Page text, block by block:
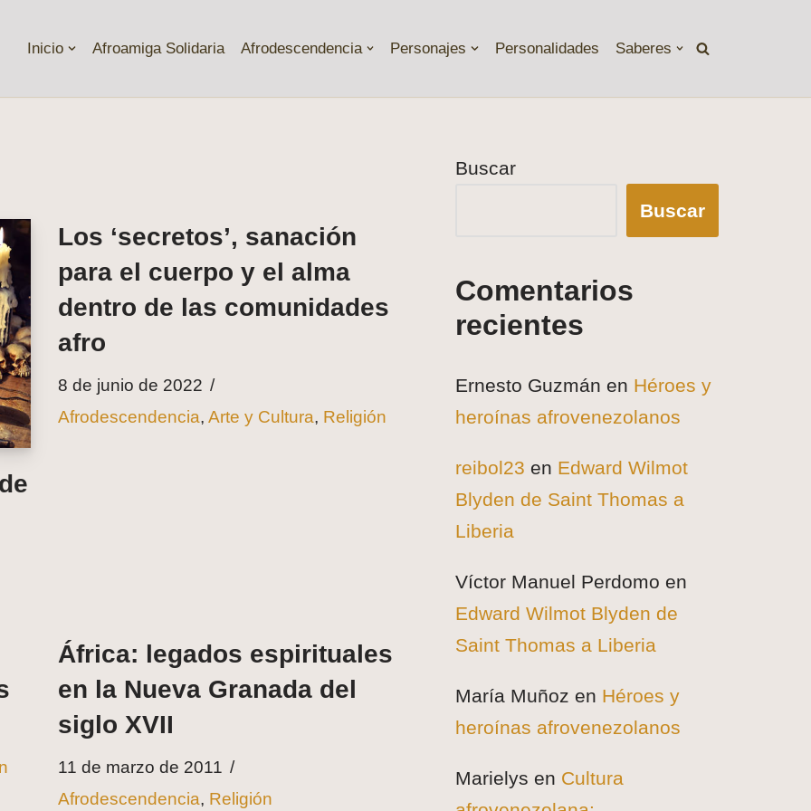
Inicio Afroamiga Solidaria Afrodescendencia Personajes Personalidades Saberes
Los ‘secretos’, sanación
para el cuerpo y el alma
dentro de las comunidades
afro
8 de junio de 2022
Afrodescendencia, Arte y Cultura, Religión
África: legados espirituales
en la Nueva Granada del
siglo XVII
11 de marzo de 2011
Afrodescendencia, Religión
Buscar
Buscar
Comentarios
recientes
Ernesto Guzmán en Héroes y
heroínas afrovenezolanos
reibol23 en Edward Wilmot
Blyden de Saint Thomas a
Liberia
Víctor Manuel Perdomo en
Edward Wilmot Blyden de
Saint Thomas a Liberia
María Muñoz en Héroes y
heroínas afrovenezolanos
Marielys en Cultura